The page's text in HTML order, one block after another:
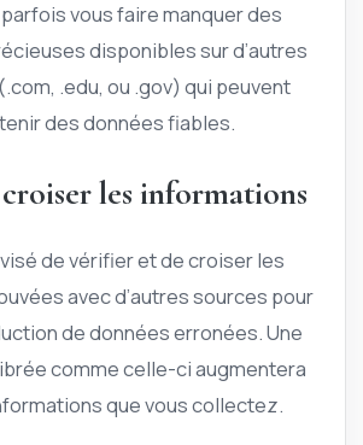
vous faire manquer des
disponibles sur d’autres
.edu, ou .gov) qui peuvent
des données fiables.
les informations
de vérifier et de croiser les
avec d’autres sources pour
de données erronées. Une
comme celle-ci augmentera
que vous collectez.